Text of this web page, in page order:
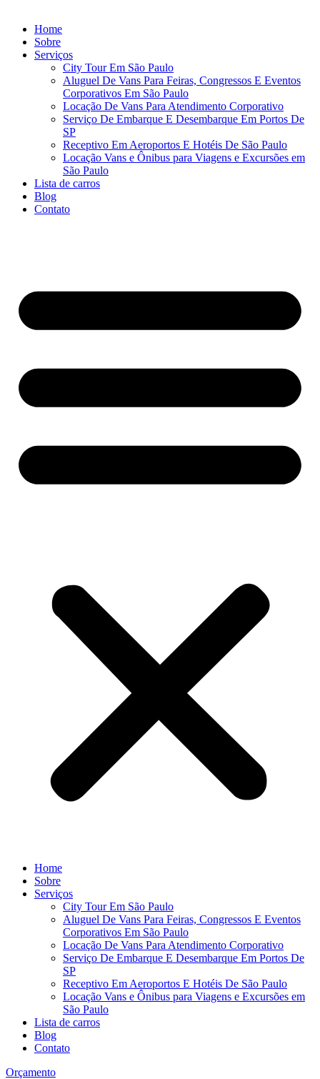
Home
Sobre
Serviços
City Tour Em São Paulo
Aluguel De Vans Para Feiras, Congressos E Eventos
Corporativos Em São Paulo
Locação De Vans Para Atendimento Corporativo
Serviço De Embarque E Desembarque Em Portos De
SP
Receptivo Em Aeroportos E Hotéis De São Paulo
Locação Vans e Ônibus para Viagens e Excursões em
São Paulo
Lista de carros
Blog
Contato
Home
Sobre
Serviços
City Tour Em São Paulo
Aluguel De Vans Para Feiras, Congressos E Eventos
Corporativos Em São Paulo
Locação De Vans Para Atendimento Corporativo
Serviço De Embarque E Desembarque Em Portos De
SP
Receptivo Em Aeroportos E Hotéis De São Paulo
Locação Vans e Ônibus para Viagens e Excursões em
São Paulo
Lista de carros
Blog
Contato
Orçamento